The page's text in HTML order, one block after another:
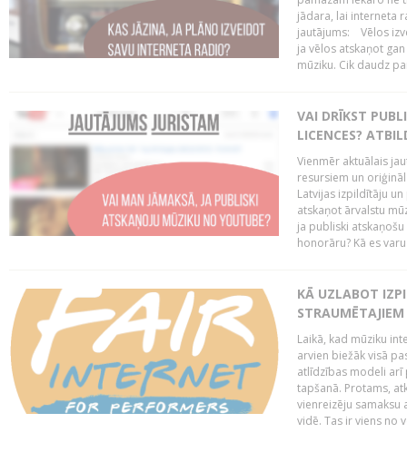
jādara, lai interneta
jautājums: Vēlos
ja vēlos atskaņot
mūziku. Cik daudz
VAI DRĪKST
LICENCES?
Vienmēr aktuālais
resursiem un
Latvijas izpildītāju
atskaņot ārvalstu
ja publiski
honorāru? Kā es
KĀ UZLABOT
Laikā, kad mūziku
arvien biežāk visā
atlīdzības modeli arī
tapšanā. Protams,
vienreizēju
vidē. Tas ir viens no